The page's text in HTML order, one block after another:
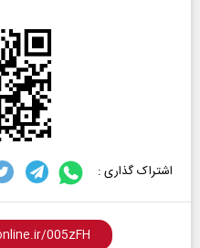
اشتراک گذاری :